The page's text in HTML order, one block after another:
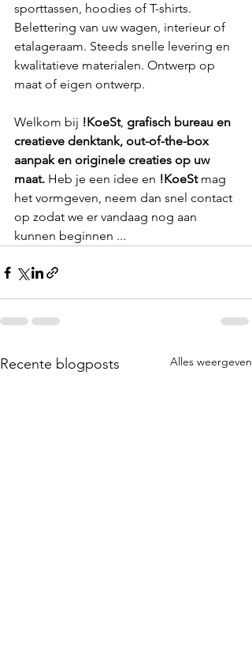
sporttassen, hoodies of T-shirts.
Belettering van uw wagen, interieur of
etalageraam. Steeds snelle levering en
kwalitatieve materialen. Ontwerp op
maat of eigen ontwerp.
Welkom bij !KoeSt, grafisch bureau en
creatieve denktank, out-of-the-box
aanpak en originele creaties op uw
maat. Heb je een idee en !KoeSt mag
het vormgeven, neem dan snel contact
op zodat we er vandaag nog aan
kunnen beginnen ...
Recente blogposts Alles weergeven